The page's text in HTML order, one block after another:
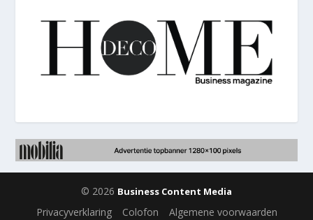
© 2026 Business Content Media
Privacyverklaring Colofon Algemene voorwaarden